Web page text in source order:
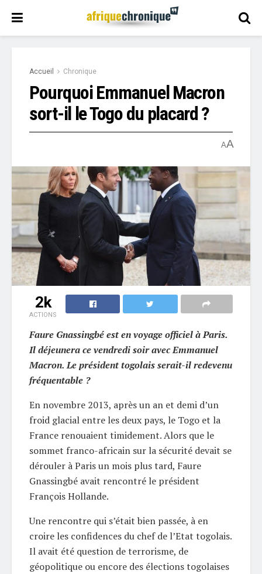
Accueil Chronique
Pourquoi Emmanuel Macron
sort-il le Togo du placard ?
AA
2k
ACTIONS
Faure Gnassingbé est en voyage officiel à Paris.
Il déjeunera ce vendredi soir avec Emmanuel
Macron. Le président togolais serait-il redevenu
fréquentable ?
En novembre 2013, après un an et demi d’un
froid glacial entre les deux pays, le Togo et la
France renouaient timidement. Alors que le
sommet franco-africain sur la sécurité devait se
dérouler à Paris un mois plus tard, Faure
Gnassingbé avait rencontré le président
François Hollande.
Une rencontre qui s’était bien passée, à en
croire les confidences du chef de l’Etat togolais.
Il avait été question de terrorisme, de
géopolitique ou encore des élections togolaises